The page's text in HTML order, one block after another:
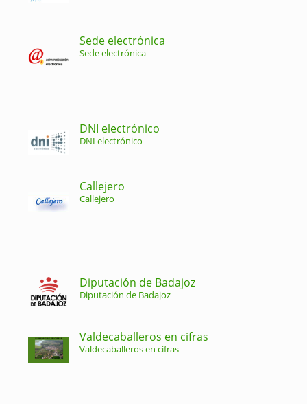
Sede electrónica
Sede electrónica
DNI electrónico
DNI electrónico
Callejero
Callejero
Diputación de Badajoz
Diputación de Badajoz
Valdecaballeros en cifras
Valdecaballeros en cifras